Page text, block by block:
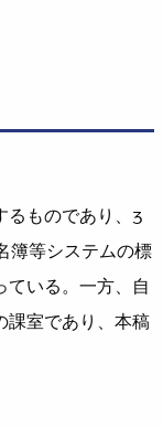
るものであり、3
簿等システムの標
ている。一方、自
課室であり、本稿